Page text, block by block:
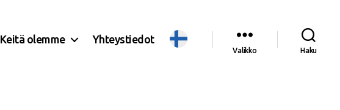
Keitä olemme Yhteystiedot
Valikko Haku